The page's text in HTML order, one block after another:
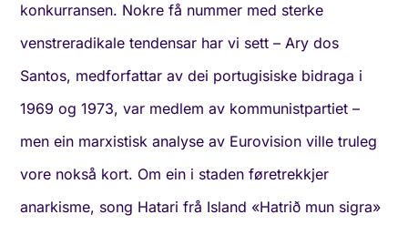
konkurransen. Nokre få nummer med sterke
venstreradikale tendensar har vi sett – Ary dos
Santos, medforfattar av dei portugisiske bidraga i
1969 og 1973, var medlem av kommunistpartiet –
men ein marxistisk analyse av Eurovision ville truleg
vore nokså kort. Om ein i staden føretrekkjer
anarkisme, song Hatari frå Island «Hatrið mun sigra»